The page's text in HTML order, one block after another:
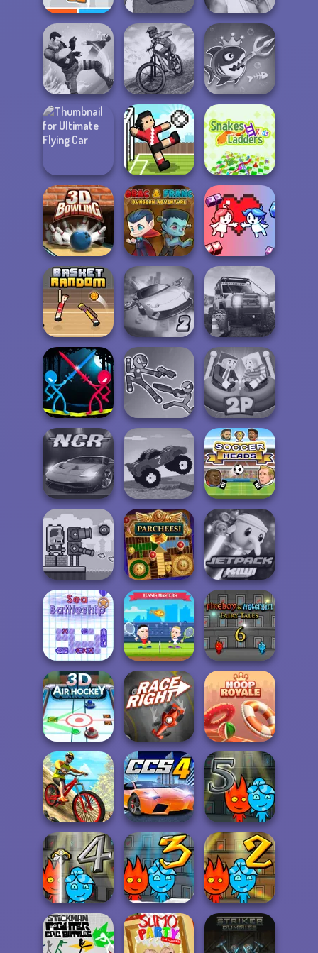
Roshambo
Grand Extreme
Racing
Fighter Legends
Duo
MX Offroad
Master
Fish Stab Getting
Big
Ultimate Flying
Car
Soccer Random
Snakes and
Ladders
3D Bowling Drac & Franc Heart Star
Basket Random
Ultimate Flying
Car 2
Offroad Life 3D
Stick Duel:
Medieval Wars
Stick Duel: Battle
Hero
Ragdoll Arena 2
Player
Night City Racing
Funny Mad
Racing
Soccer Heads
Janissary Tower Parcheesi Online Jetpack Kiwi Lite
Sea Battleship Tennis Masters
Fireboy and
Watergirl 6:
Fairy...
3D Air Hockey Race Right Hoop Royale
MX Offroad
Mountain Bike
City Car Stunt 4
Fireboy and
Watergirl 5
Elemen...
Fireboy and
Fireboy and
Fireboy and